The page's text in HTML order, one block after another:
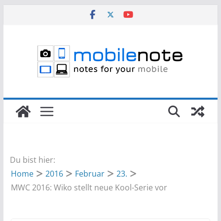
Du bist hier:
Home
2016 Februar
23.
MWC 2016: Wiko stellt neue Kool-Serie vor